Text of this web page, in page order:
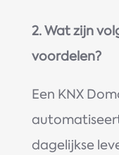
2. Wat zijn
voordelen?
Een KNX
dagelijkse